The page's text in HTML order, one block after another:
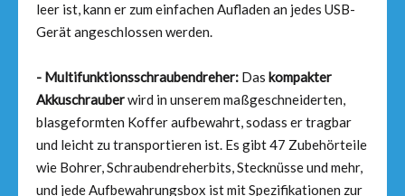
leer ist, kann er zum einfachen Aufladen an jedes USB-
Gerät angeschlossen werden.
- Multifunktionsschraubendreher: Das kompakter
Akkuschrauberwird in unserem maßgeschneiderten,
blasgeformten Koffer aufbewahrt, sodass er tragbar
und leicht zu transportieren ist. Es gibt 47 Zubehörteile
wie Bohrer, Schraubendreherbits, Stecknüsse und mehr,
und jede Aufbewahrungsbox ist mit Spezifikationen zur